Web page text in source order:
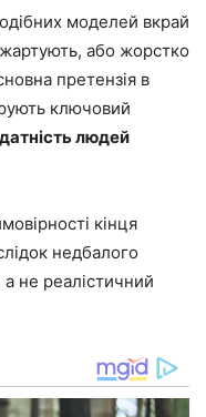
моделей вкрай
або жорстко
претензія в
ключовий
людей
кінця
недбалого
не реалістичний